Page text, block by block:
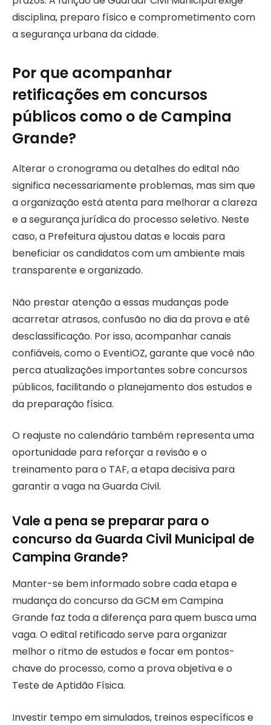
disciplina, preparo físico e comprometimento com
a segurança urbana da cidade.
Por que acompanhar
retificações em concursos
públicos como o de Campina
Grande?
Alterar o cronograma ou detalhes do edital não
significa necessariamente problemas, mas sim que
a organização está atenta para melhorar a clareza
e a segurança jurídica do processo seletivo. Neste
caso, a Prefeitura ajustou datas e locais para
beneficiar os candidatos com um ambiente mais
transparente e organizado.
Não prestar atenção a essas mudanças pode
acarretar atrasos, confusão no dia da prova e até
desclassificação. Por isso, acompanhar canais
confiáveis, como o EventiOZ, garante que você não
perca atualizações importantes sobre concursos
públicos, facilitando o planejamento dos estudos e
da preparação física.
O reajuste no calendário também representa uma
oportunidade para reforçar a revisão e o
treinamento para o TAF, a etapa decisiva para
garantir a vaga na Guarda Civil.
Vale a pena se preparar para o
concurso da Guarda Civil Municipal de
Campina Grande?
Manter-se bem informado sobre cada etapa e
mudança do concurso da GCM em Campina
Grande faz toda a diferença para quem busca uma
vaga. O edital retificado serve para organizar
melhor o ritmo de estudos e focar em pontos-
chave do processo, como a prova objetiva e o
Teste de Aptidão Física.
Investir tempo em simulados, treinos específicos e